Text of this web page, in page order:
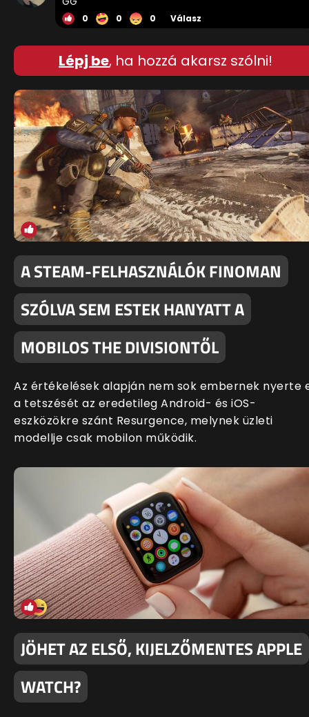
0 0 0 Válasz
Lépj be, ha hozzá akarsz szólni!
A STEAM-FELHASZNÁLÓK FINOMAN
SZÓLVA SEM ESTEK HANYATT A
MOBILOS THE DIVISIONTŐL
Az értékelések alapján nem sok embernek nyerte
a tetszését az eredetileg Android- és iOS-
eszközökre szánt Resurgence, melynek üzleti
modellje csak mobilon működik.
JÖHET AZ ELSŐ, KIJELZŐMENTES APPLE
WATCH?